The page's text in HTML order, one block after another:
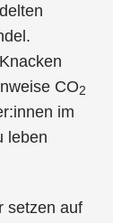
CO2
im
leben
setzen auf